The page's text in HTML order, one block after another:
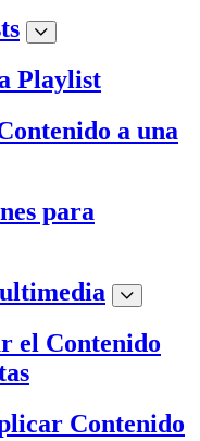
Playlist
a una
para
el Contenido
Contenido